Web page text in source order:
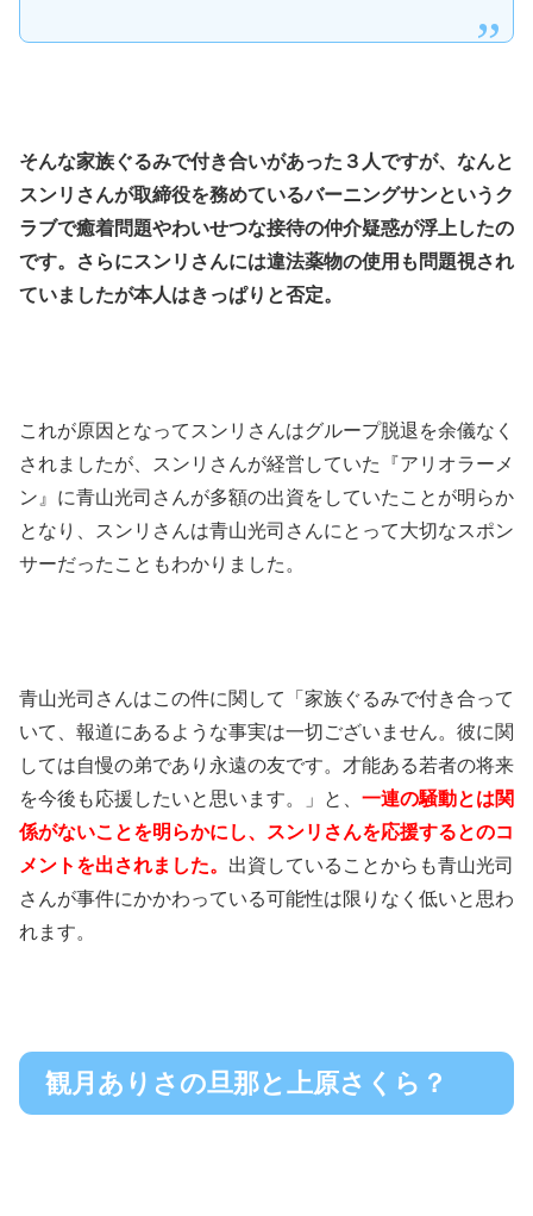
そんな家族ぐるみで付き合いがあった３人ですが、なんと
スンリさんが取締役を務めているバーニングサンというク
ラブで癒着問題やわいせつな接待の仲介疑惑が浮上したの
です。さらにスンリさんには違法薬物の使用も問題視され
ていましたが本人はきっぱりと否定。
これが原因となってスンリさんはグループ脱退を余儀なく
されましたが、スンリさんが経営していた『アリオラーメ
ン』に青山光司さんが多額の出資をしていたことが明らか
となり、スンリさんは青山光司さんにとって大切なスポン
サーだったこともわかりました。
青山光司さんはこの件に関して「家族ぐるみで付き合って
いて、報道にあるような事実は一切ございません。彼に関
しては自慢の弟であり永遠の友です。才能ある若者の将来
を今後も応援したいと思います。」と、 一連の騒動とは関
係がないことを明らかにし、スンリさんを応援するとのコ
メントを出されました。 出資していることからも青山光司
さんが事件にかかわっている可能性は限りなく低いと思わ
れます。
観月ありさの旦那と上原さくら？